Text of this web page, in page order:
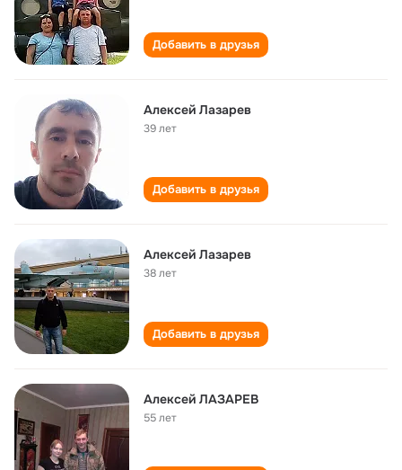
Добавить в друзья
Алексей Лазарев
39 лет
Добавить в друзья
Алексей Лазарев
38 лет
Добавить в друзья
Алексей ЛАЗАРЕВ
55 лет